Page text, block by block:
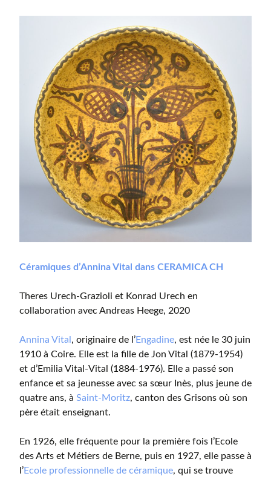
Céramiques d’Annina Vital dans CERAMICA CH
Theres Urech-Grazioli et Konrad Urech en
collaboration avec Andreas Heege, 2020
Annina Vital, originaire de l’Engadine, est née le 30 juin
1910 à Coire. Elle est la fille de Jon Vital (1879-1954)
et d’Emilia Vital-Vital (1884-1976). Elle a passé son
enfance et sa jeunesse avec sa sœur Inès, plus jeune de
quatre ans, à Saint-Moritz, canton des Grisons où son
père était enseignant.
En 1926, elle fréquente pour la première fois l’Ecole
des Arts et Métiers de Berne, puis en 1927, elle passe à
l’Ecole professionnelle de céramique, qui se trouve